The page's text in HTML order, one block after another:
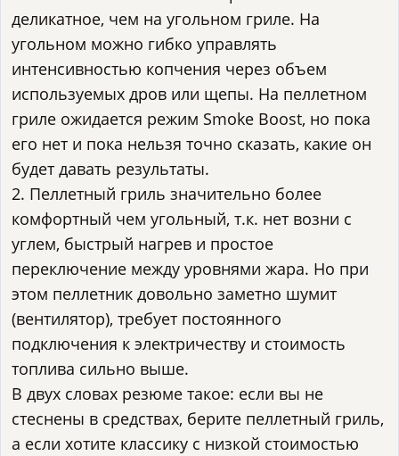
деликатное, чем на угольном гриле. На
угольном можно гибко управлять
интенсивностью копчения через объем
используемых дров или щепы. На пеллетном
гриле ожидается режим Smoke Boost, но пока
его нет и пока нельзя точно сказать, какие он
будет давать результаты.
2. Пеллетный гриль значительно более
комфортный чем угольный, т.к. нет возни с
углем, быстрый нагрев и простое
переключение между уровнями жара. Но при
этом пеллетник довольно заметно шумит
(вентилятор), требует постоянного
подключения к электричеству и стоимость
топлива сильно выше.
В двух словах резюме такое: если вы не
стеснены в средствах, берите пеллетный гриль,
а если хотите классику с низкой стоимостью